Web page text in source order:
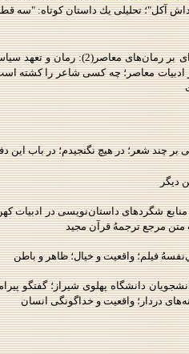
آكل"؛ تحليلی يك داستان كوتاه: "سه
حاشيه‌ای بر رما‌ن‌های معاصر(1):
بر ادبيات معاصر؛ چه كسی شاعر را كشته
بر چند شعر؛ در هيچ نگنجيدم؛ در باب اين
ديگر
شگردهای داستان‌نويسی در
متن مرجع ترجمهُ قرآن مجيد
فيلم؛ واقعيت و خيال؛ ظاهر و باطن
دانشگاه پهلوی شيراز؛ گفتگو
دردار؛ واقعيت و خداگونگی انسان